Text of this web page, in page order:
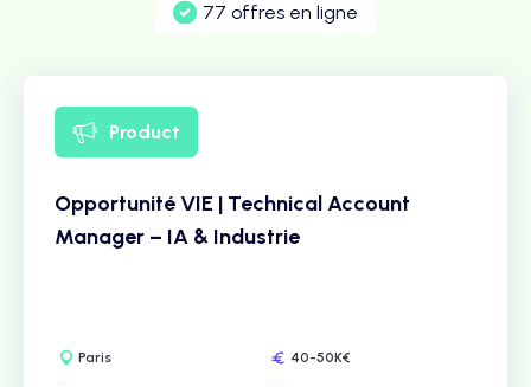
77 offres en ligne
Product
Opportunité VIE | Technical Account
Manager – IA & Industrie
Paris 40-50K€